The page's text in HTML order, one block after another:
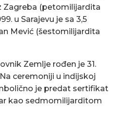
Zagreba (petomilijardita
u Sarajevu je sa 3,5
Mević (šestomilijardita
Zemlje rođen je 31.
ceremoniji u indijskoj
je predat sertifikat
kao sedmomilijarditom